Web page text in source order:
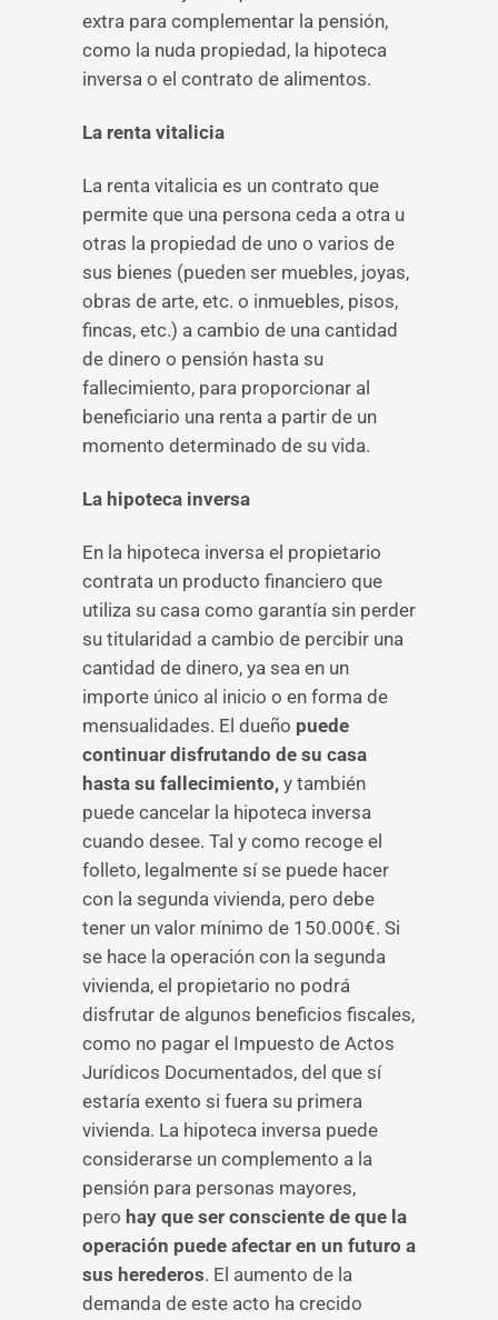
extra para complementar la pensión,
como la nuda propiedad, la hipoteca
inversa o el contrato de alimentos.
La renta vitalicia
La renta vitalicia es un contrato que
permite que una persona ceda a otra u
otras la propiedad de uno o varios de
sus bienes (pueden ser muebles, joyas,
obras de arte, etc. o inmuebles, pisos,
fincas, etc.) a cambio de una cantidad
de dinero o pensión hasta su
fallecimiento, para proporcionar al
beneficiario una renta a partir de un
momento determinado de su vida.
La hipoteca inversa
En la hipoteca inversa el propietario
contrata un producto financiero que
utiliza su casa como garantía sin perder
su titularidad a cambio de percibir una
cantidad de dinero, ya sea en un
importe único al inicio o en forma de
mensualidades. El dueño puede
continuar disfrutando de su casa
hasta su fallecimiento, y también
puede cancelar la hipoteca inversa
cuando desee. Tal y como recoge el
folleto, legalmente sí se puede hacer
con la segunda vivienda, pero debe
tener un valor mínimo de 150.000€. Si
se hace la operación con la segunda
vivienda, el propietario no podrá
disfrutar de algunos beneficios fiscales,
como no pagar el Impuesto de Actos
Jurídicos Documentados, del que sí
estaría exento si fuera su primera
vivienda. La hipoteca inversa puede
considerarse un complemento a la
pensión para personas mayores,
pero hay que ser consciente de que la
operación puede afectar en un futuro a
sus herederos. El aumento de la
demanda de este acto ha crecido